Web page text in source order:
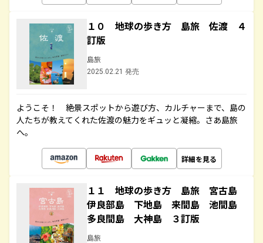
１０ 地球の歩き方 島旅 佐渡 ４
訂版
島旅
2025.02.21 発売
ようこそ！ 絶景スポットから遊び方、カルチャーまで、島の
人たちが教えてくれた佐渡の魅力をギュッと凝縮。さあ島旅
へ。
詳細を見る
１１ 地球の歩き方 島旅 宮古島
伊良部島 下地島 来間島 池間島
多良間島 大神島 ３訂版
島旅